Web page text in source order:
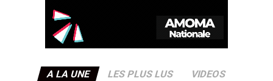
A LA UNE LES PLUS LUS VIDEOS